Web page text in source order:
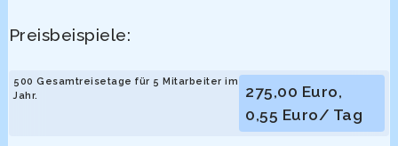
Preisbeispiele:
500 Gesamtreisetage für 5 Mitarbeiter im
Jahr.
275,00 Euro,
0,55 Euro/ Tag